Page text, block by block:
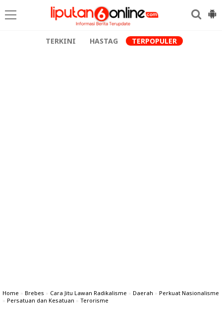
TERKINI HASTAG TERPOPULER
Home » Brebes » Cara Jitu Lawan Radikalisme » Daerah » Perkuat Nasionalisme
» Persatuan dan Kesatuan » Terorisme